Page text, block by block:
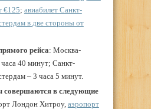
€125; авиабилет Санкт-
в две стороны от
рейса: Москва-
40 минут; Санкт-
– 3 часа 5 минут.
совершаются в следующие
Лондон Хитроу, аэропорт